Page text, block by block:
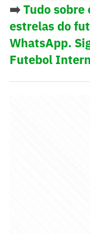
➡️Tudo sobre
estrelas do
WhatsApp.
Futebol